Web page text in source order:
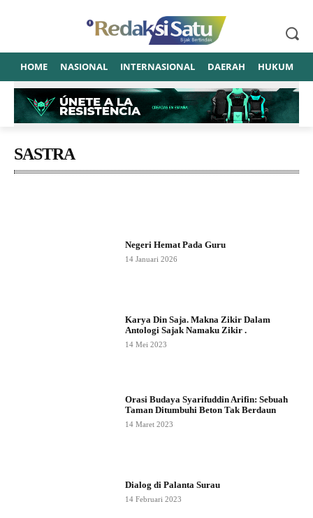
HOME NASIONAL INTERNASIONAL DAERAH HUKUM
SASTRA
Negeri Hemat Pada Guru
14 Januari 2026
Karya Din Saja. Makna Zikir Dalam
Antologi Sajak Namaku Zikir .
14 Mei 2023
Orasi Budaya Syarifuddin Arifin: Sebuah
Taman Ditumbuhi Beton Tak Berdaun
14 Maret 2023
Dialog di Palanta Surau
14 Februari 2023